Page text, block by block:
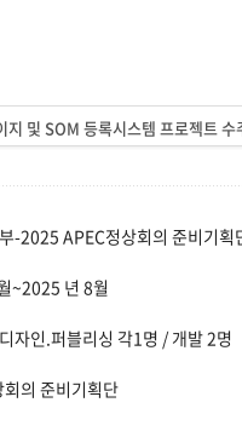
지 및 SOM 등록시스템 프로젝트 수
-2025 APEC정상회의 준비기
~2025 년 8월
자인.퍼블리싱 각1명 / 개발 2명
의 준비기획단